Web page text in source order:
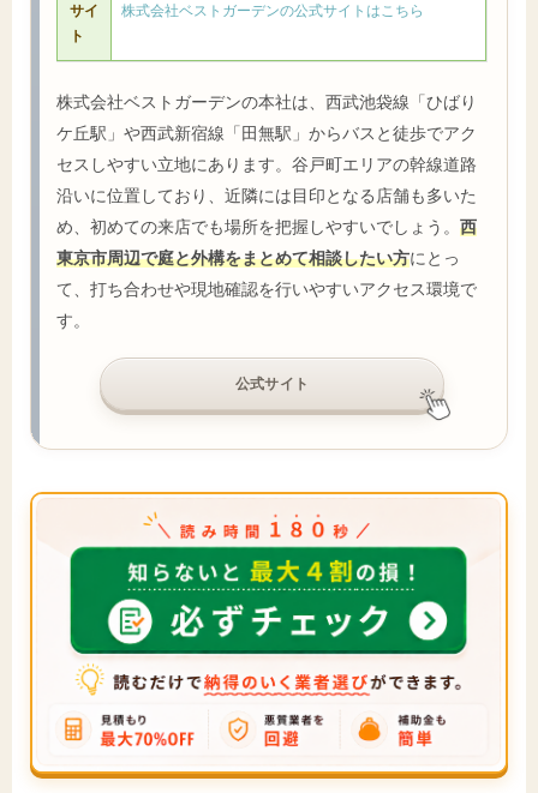
サイ
ト
株式会社ベストガーデンの公式サイトはこちら
株式会社ベストガーデンの本社は、西武池袋線「ひばり
ケ丘駅」や西武新宿線「田無駅」からバスと徒歩でアク
セスしやすい立地にあります。谷戸町エリアの幹線道路
沿いに位置しており、近隣には目印となる店舗も多いた
め、初めての来店でも場所を把握しやすいでしょう。 西
東京市周辺で庭と外構をまとめて相談したい方にとっ
て、打ち合わせや現地確認を行いやすいアクセス環境で
す。
公式サイト